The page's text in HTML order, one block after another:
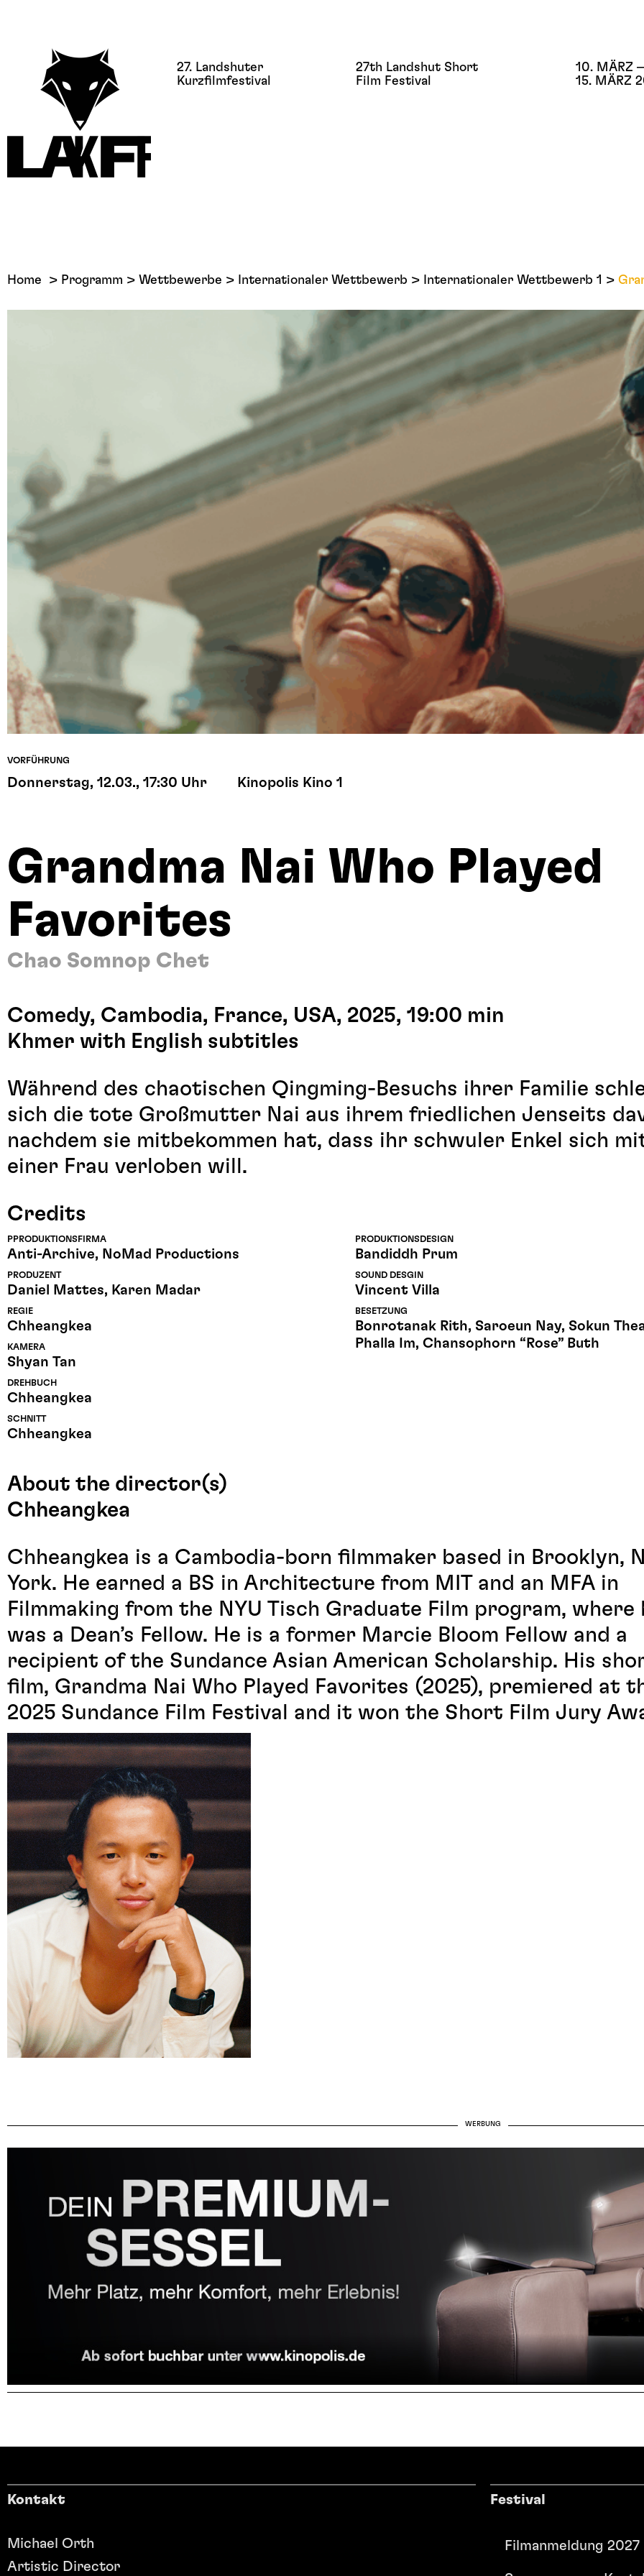
27. Landshuter
Kurzfilmfestival
27th Landshut Short
Film Festival
10. MÄRZ
15. MÄRZ
Home Programm Wettbewerbe Internationaler Wettbewerb Internationaler Wettbewerb 1
VORFÜHRUNG
Donnerstag, 12.03., 17:30 Uhr Kinopolis Kino 1
Grandma Nai Who Played
Favorites
Chao Somnop Chet
Comedy, Cambodia, France, USA, 2025, 19:00 min
Khmer with English subtitles
Während des chaotischen Qingming-Besuchs ihrer Familie
sich die tote Großmutter Nai aus ihrem friedlichen Jenseits
nachdem sie mitbekommen hat, dass ihr schwuler Enkel sich
einer Frau verloben will.
Credits
PPRODUKTIONSFIRMA
Anti-Archive, NoMad Productions
PRODUZENT
Daniel Mattes, Karen Madar
REGIE
Chheangkea
KAMERA
Shyan Tan
DREHBUCH
Chheangkea
SCHNITT
Chheangkea
PRODUKTIONSDESIGN
Bandiddh Prum
SOUND DESGIN
Vincent Villa
BESETZUNG
Bonrotanak Rith, Saroeun Nay, Sokun
Phalla Im, Chansophorn “Rose” Buth
About the director(s)
Chheangkea
Chheangkea is a Cambodia-born filmmaker based in Brooklyn,
York. He earned a BS in Architecture from MIT and an MFA in
Filmmaking from the NYU Tisch Graduate Film program, where
was a Dean’s Fellow. He is a former Marcie Bloom Fellow and a
recipient of the Sundance Asian American Scholarship. His
film, Grandma Nai Who Played Favorites (2025), premiered at
2025 Sundance Film Festival and it won the Short Film Jury
WERBUNG
Kontakt
Michael Orth
Artistic Director
Festival
Filmanmeldung 2027